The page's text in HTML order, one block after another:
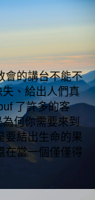
會的講台不能不
、給出人們真
了許多的客
何你需要來到
要結出生命的果
在當一個僅僅得